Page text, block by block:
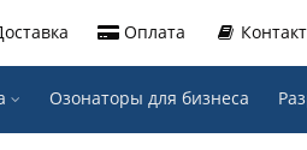
Оплата
Озонаторы для бизнеса